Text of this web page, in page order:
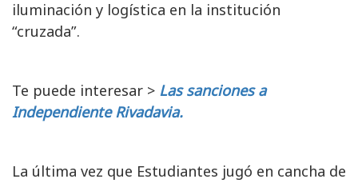
iluminación y logística en la institución
“cruzada”.
Te puede interesar > Las sanciones a
Independiente Rivadavia.
La última vez que Estudiantes jugó en cancha de